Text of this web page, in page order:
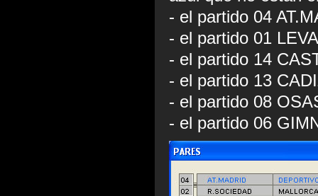
- el partido 04
- el partido 01
- el partido 14
- el partido 13
- el partido 08
- el partido 06